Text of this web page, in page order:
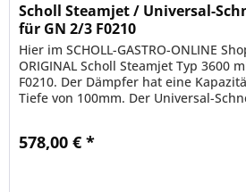
Scholl Steamjet / Universal-
für GN 2/3 F0210
Hier im SCHOLL-GASTRO-ONLINE
ORIGINAL Scholl Steamjet Typ 3600
F0210. Der Dämpfer hat eine
Tiefe von 100mm. Der Universal-
578,00 € *